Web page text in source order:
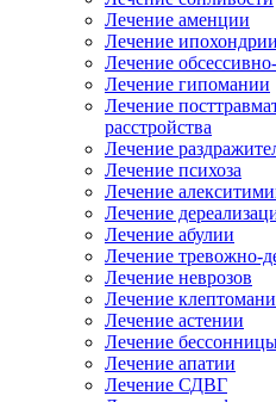
Лечение аменции
Лечение ипохондрии
Лечение
Лечение гипомании
Лечение
расстройства
Лечение
Лечение психоза
Лечение
Лечение
Лечение абулии
Лечение тревожно-
Лечение неврозов
Лечение
Лечение астении
Лечение
Лечение апатии
Лечение СДВГ